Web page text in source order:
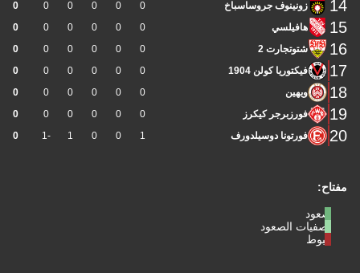
مفتاح:
صعود
تصفيات الصعود
هبوط
14 زونينوف جروساسباخ 0
0
0
0
0
0
15 هافيلسي 0
0
0
0
0
0
16 شتوتجارت 2 0
0
0
0
0
0
17 فيكتوريا كولن 1904 0
0
0
0
0
0
18 ويهين 0
0
0
0
0
0
19 فورزبرجر كيكرز 0
0
0
0
0
0
20 فورتونا دوسيلدورف 1
0
0
1
-1
0